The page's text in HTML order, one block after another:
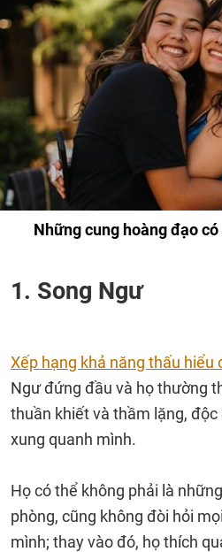
Những cung hoàng đạo
1. Song Ngư
Xếp hạng khả năng thấu hiểu
Ngư đứng đầu và họ thường
thuần khiết và thầm lặng,
xung quanh mình.
Họ có thể không phải là
phòng, cũng không đòi hỏi
mình; thay vào đó, họ thích